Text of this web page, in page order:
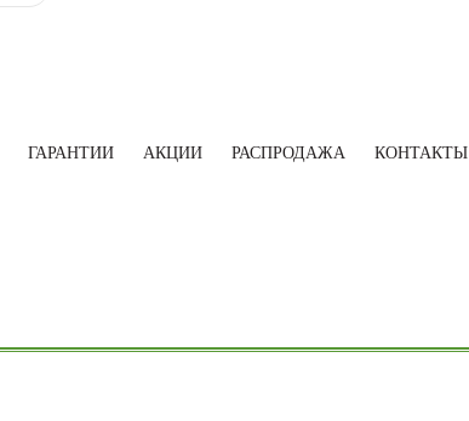
ГАРАНТИИ АКЦИИ РАСПРОДАЖА КОНТАКТЫ